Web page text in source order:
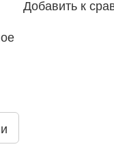
Добавить к